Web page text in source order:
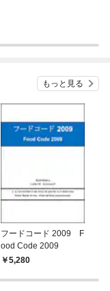
もっと見る
フードコード 2009 F
ood Code 2009
5,280